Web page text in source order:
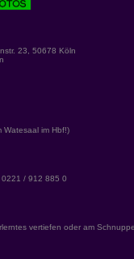
23, 50678 Köln
Watesaal im Hbf!)
0221 / 912 885 0
vertiefen oder am